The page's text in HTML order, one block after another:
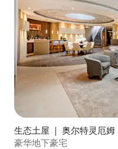
生态土屋 ｜ 奥尔特灵厄姆
豪华地下豪宅